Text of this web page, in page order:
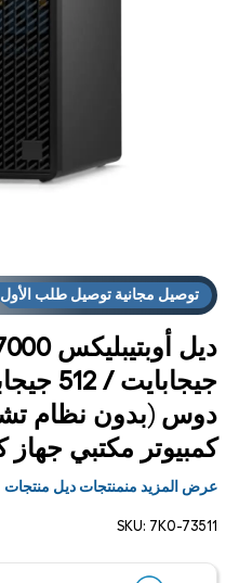
توصيل مجانية توصيل طلب الأول
دوس (بدون نظام
كمبيوتر مكتبي جهاز
عرض المزيد منمنتجات ديل منتجات
SKU: 7K0-73511